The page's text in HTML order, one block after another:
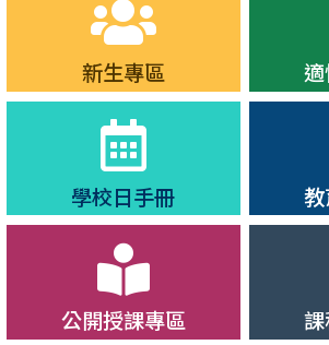
[領導卓越]本校劉增銘校長榮獲114年
[體育交流]805班參加114年中正萬華區
[勇奪冠軍]捷報！南門國中桌球隊勇奪
[大隊接力]南門國中校慶班際大隊接力賽
[虎虎生風]南門籃球隊參加114學年度
[奪冠連霸]本校橄欖球隊參加「全國橄
[全球視野]本校9年15班陳芷妍同學參
[親師協力]吳昌學先生連任114學年度家
[天賦自由]本校9年15班陳芷妍同學參
[專業創新]南門輔導團隊榮獲專業創新
[行路有禮]本校榮獲114年度全國金安獎
新生專區
學校日手冊
公開授課專區